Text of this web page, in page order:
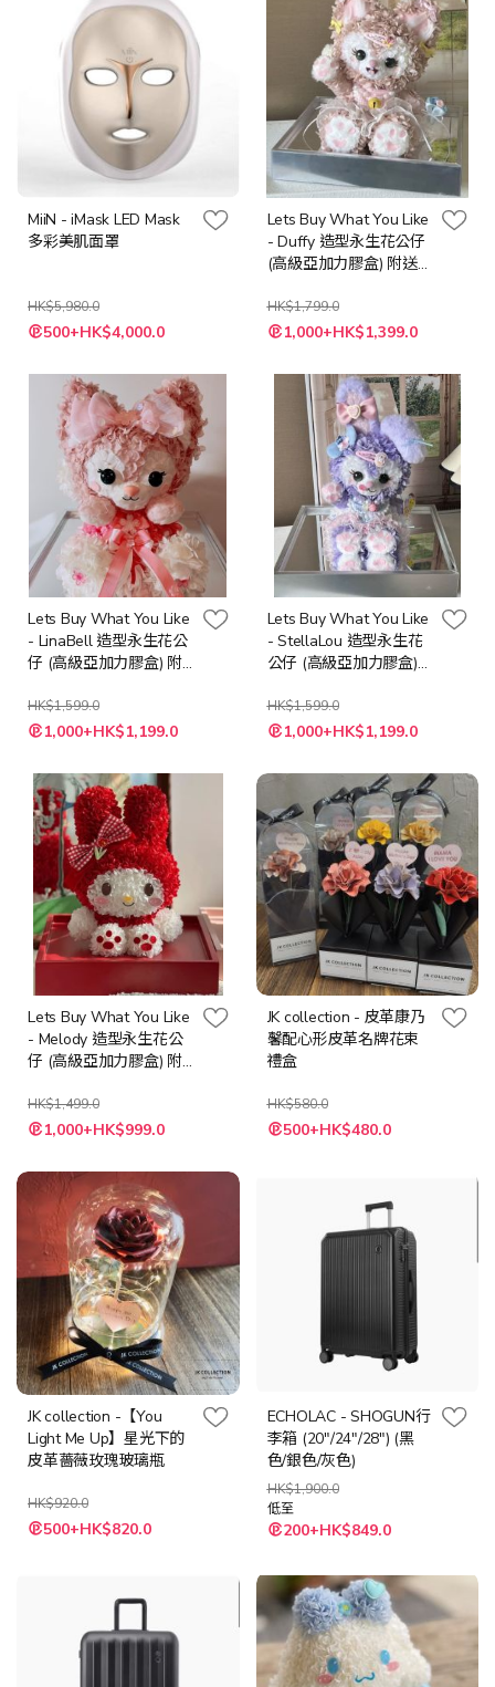
MiiN - iMask LED Mask
多彩美肌面罩
HK$5,980.0
特
殊
格
500+HK$4,000.0
Lets Buy What You Like
- Duffy 造型永生花公仔
(高級亞加力膠盒) 附送
HK$1,799.0
特
殊
格
1,000+HK$1,399.0
Lets Buy What You Like
- LinaBell 造型永生花公
仔 (高級亞加力膠盒) 附
卡
HK$1,599.0
特
殊
格
1,000+HK$1,199.0
Lets Buy What You Like
- StellaLou 造型永生花
公仔 (高級亞加力膠盒)
意卡
HK$1,599.0
特
殊
格
1,000+HK$1,199.0
Lets Buy What You Like
- Melody 造型永生花公
仔 (高級亞加力膠盒) 附
卡
HK$1,499.0
特
殊
格
1,000+HK$999.0
JK collection - 皮革康乃
馨配心形皮革名牌花束
禮盒
HK$580.0
特
殊 500+HK$480.0
JK collection -【You
Light Me Up】星光下的
皮革薔薇玫瑰玻璃瓶
HK$920.0
特
殊 500+HK$820.0
ECHOLAC - SHOGUN行
李箱 (20"/24"/28") (黑
色/銀色/灰色)
HK$1,900.0
低至
200+HK$849.0